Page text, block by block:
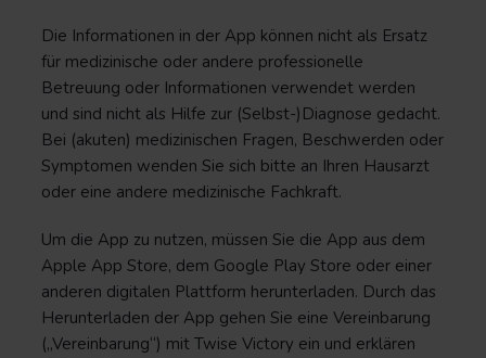
Die Informationen in der App können nicht als Ersatz
für medizinische oder andere professionelle
Betreuung oder Informationen verwendet werden
und sind nicht als Hilfe zur (Selbst-)Diagnose gedacht.
Bei (akuten) medizinischen Fragen, Beschwerden oder
Symptomen wenden Sie sich bitte an Ihren Hausarzt
oder eine andere medizinische Fachkraft.
Um die App zu nutzen, müssen Sie die App aus dem
Apple App Store, dem Google Play Store oder einer
anderen digitalen Plattform herunterladen. Durch das
Herunterladen der App gehen Sie eine Vereinbarung
(„Vereinbarung“) mit Twise Victory ein und erklären